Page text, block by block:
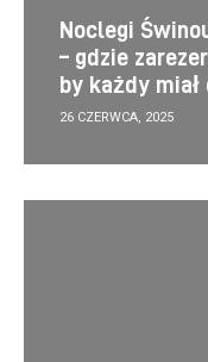
Noclegi
– gdzie
by każdy
26 CZERWCA, 2025